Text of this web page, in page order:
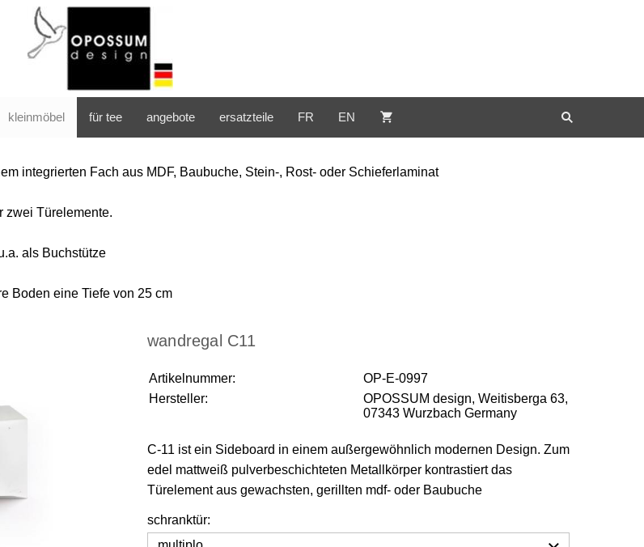
kleinmöbel für tee angebote ersatzteile FR EN
integrierten Fach aus MDF, Baubuche, Stein-, Rost- oder Schieferlaminat
zwei Türelemente.
als Buchstütze
Boden eine Tiefe von 25 cm
wandregal C11
Artikelnummer:
OP-E-0997
Hersteller:
OPOSSUM design, Weitisberga 63,
07343 Wurzbach Germany
C-11 ist ein Sideboard in einem außergewöhnlich modernen Design. Zum
edel mattweiß pulverbeschichteten Metallkörper kontrastiert das
Türelement aus gewachsten, gerillten mdf- oder Baubuche
schranktür: